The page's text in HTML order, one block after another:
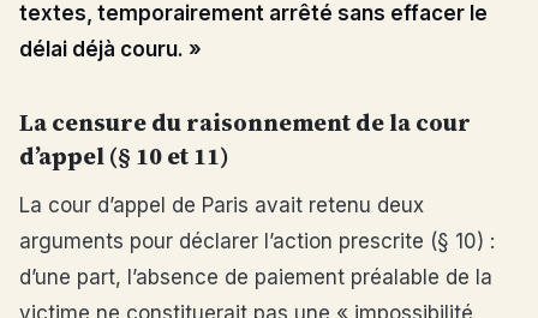
textes, temporairement arrêté sans effacer le
délai déjà couru. »
La censure du raisonnement de la cour
d’appel (§ 10 et 11)
La cour d’appel de Paris avait retenu deux
arguments pour déclarer l’action prescrite (§ 10) :
d’une part, l’absence de paiement préalable de la
victime ne constituerait pas une « impossibilité